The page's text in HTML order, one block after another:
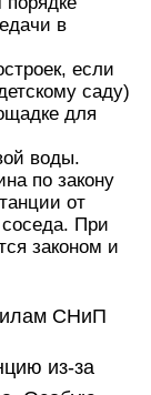
в
если
саду)
для
воды.
по закону
от
При
законом и
СНиП
из-за